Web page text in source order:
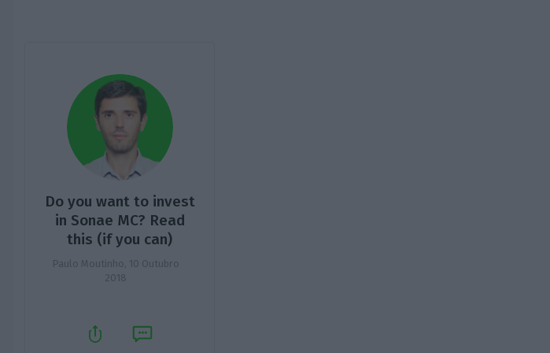
Do you want to invest
in Sonae MC? Read
this (if you can)
Paulo Moutinho, 10 Outubro
2018